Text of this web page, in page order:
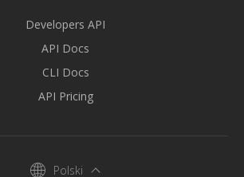
Developers API
API Docs
CLI Docs
API Pricing
Polski